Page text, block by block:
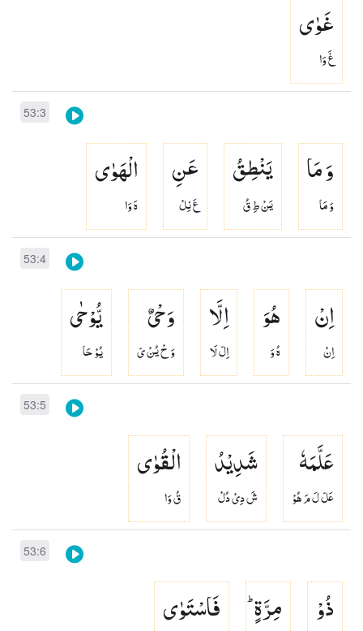
غَوٰی
غَ وَا
53:3
وَ مَا
وَ مَا
یَنْطِقُ
يَنْ طِ قُ
عَنِ
عَ نِلْ
الْهَوٰی
هَ وَا
53:4
اِنْ
اِنْ
هُوَ
هُ وَ
اِلَّا
اِلّ لَا
وَحْیٌ
وَ حْ يُنْ ىّ
یُّوْحٰی
يُوْ حَا
53:5
عَلَّمَهٗ
عَلّ لَ مَ هُوْ
شَدِیْدُ
شَ دِىْ دُلْ
الْقُوٰی
قُ وَا
53:6
ذُوْ مِرَّةٍ ؕ فَاسْتَوٰی